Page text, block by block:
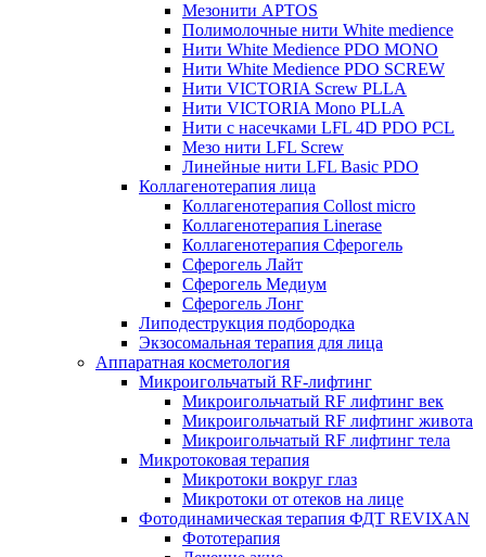
Мезонити APTOS
Полимолочные нити White medience
Нити White Medience PDO MONO
Нити White Medience PDO SCREW
Нити VICTORIA Screw PLLA
Нити VICTORIA Mono PLLA
Нити с насечками LFL 4D PDO PCL
Мезо нити LFL Screw
Линейные нити LFL Basic PDO
Коллагенотерапия лица
Коллагенотерапия Collost micro
Коллагенотерапия Linerase
Коллагенотерапия Сферогель
Сферогель Лайт
Сферогель Медиум
Сферогель Лонг
Липодеструкция подбородка
Экзосомальная терапия для лица
Аппаратная косметология
Микроигольчатый RF-лифтинг
Микроигольчатый RF лифтинг век
Микроигольчатый RF лифтинг живота
Микроигольчатый RF лифтинг тела
Микротоковая терапия
Микротоки вокруг глаз
Микротоки от отеков на лице
Фотодинамическая терапия ФДТ REVIXAN
Фототерапия